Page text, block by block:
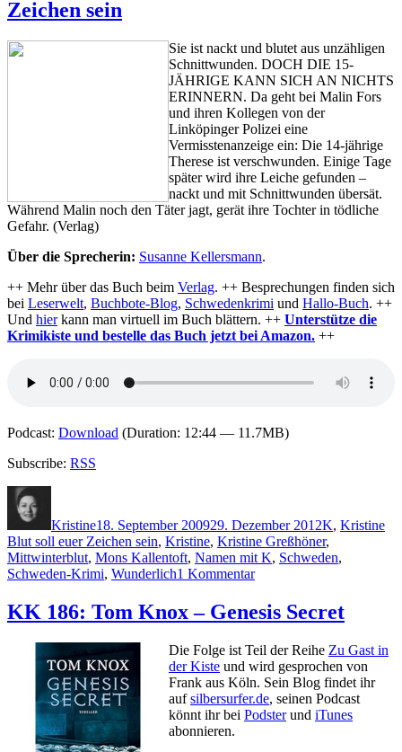
Totenkind
Zeichen sein
Sie ist nackt und blutet aus unzähligen
Schnittwunden. DOCH DIE 15-
JÄHRIGE KANN SICH AN NICHTS
ERINNERN. Da geht bei Malin Fors
und ihren Kollegen von der
Linköpinger Polizei eine
Vermisstenanzeige ein: Die 14-jährige
Therese ist verschwunden. Einige Tage
später wird ihre Leiche gefunden –
nackt und mit Schnittwunden übersät.
Während Malin noch den Täter jagt, gerät ihre Tochter in tödliche
Gefahr. (Verlag)
Über die Sprecherin: Susanne Kellersmann.
++ Mehr über das Buch beim Verlag. ++ Besprechungen finden sich
bei Leserwelt, Buchbote-Blog, Schwedenkrimi und Hallo-Buch. ++
Und hierkann man virtuell im Buch blättern. ++ Unterstütze die
Krimikiste und bestelle das Buch jetzt bei Amazon. ++
Podcast: Download (Duration: 12:44 — 11.7MB)
Subscribe: RSS
Kristine18. September 200929. Dezember 2012K, Kristine
Blut soll euer Zeichen sein, Kristine, Kristine Greßhöner,
Mittwinterblut, Mons Kallentoft, Namen mit K, Schweden,
Schweden-Krimi, Wunderlich1 Kommentarzu
231:
Mons
–
Blut
soll
euer
Zeichen
KK 186: Tom Knox – Genesis Secret
Die Folge ist Teil der Reihe Zu Gast in
der Kiste und wird gesprochen von
Frank aus Köln. Sein Blog findet ihr
aufsilbersurfer.de, seinen Podcast
könnt ihr bei Podsterund iTunes
abonnieren.